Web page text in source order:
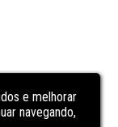
e melhorar
navegando,